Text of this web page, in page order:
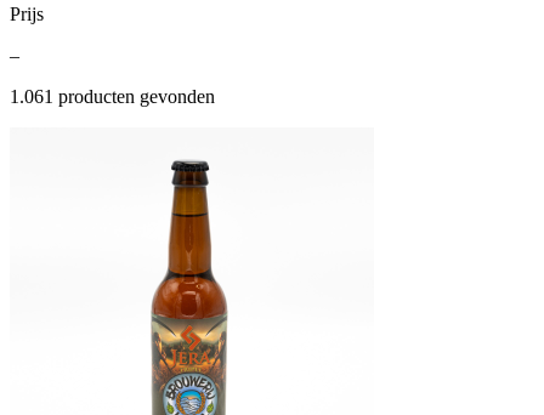
Prijs
–
1.061 producten gevonden